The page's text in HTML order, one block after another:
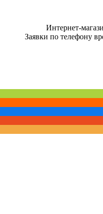
Интернет-
Заявки по телефону